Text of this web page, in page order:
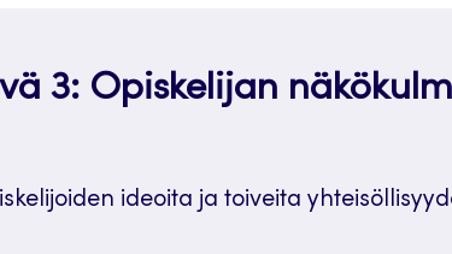
3: Opiskelijan
ideoita ja toiveita